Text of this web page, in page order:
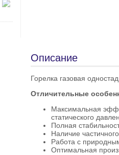
Описание
Горелка газовая
Отличительные
Максимальная
статического
Полная
Наличие
Работа с
Оптимальная